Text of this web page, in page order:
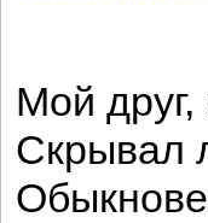
Мой
Скрывал